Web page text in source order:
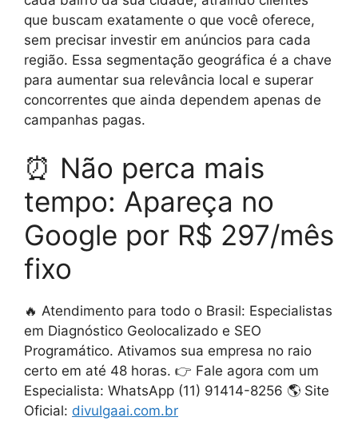
que buscam exatamente o que você oferece,
sem precisar investir em anúncios para cada
região. Essa segmentação geográfica é a chave
para aumentar sua relevância local e superar
concorrentes que ainda dependem apenas de
campanhas pagas.
⏰ Não perca mais
tempo: Apareça no
Google por R$ 297/mês
fixo
🔥 Atendimento para todo o Brasil: Especialistas
em Diagnóstico Geolocalizado e SEO
Programático. Ativamos sua empresa no raio
certo em até 48 horas. 👉 Fale agora com um
Especialista: WhatsApp (11) 91414-8256 🌎 Site
Oficial: divulgaai.com.br